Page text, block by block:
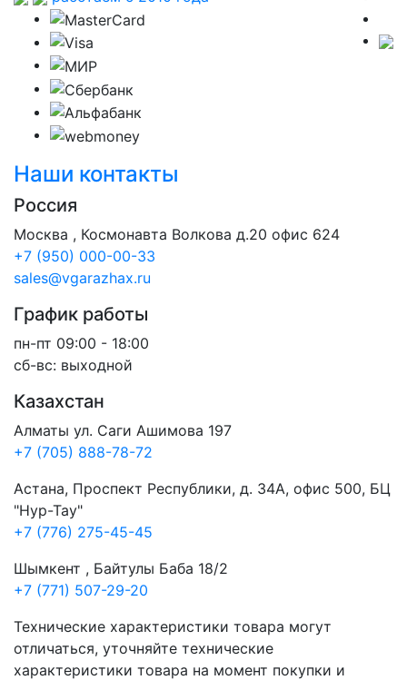
Наши контакты
Россия
Москва , Космонавта Волкова д.20 офис 624
+7 (950) 000-00-33
sales@vgarazhax.ru
График работы
пн-пт 09:00 - 18:00
сб-вс: выходной
Казахстан
Алматы ул. Саги Ашимова 197
+7 (705) 888-78-72
Астана, Проспект Республики, д. 34А​, офис 500, БЦ
"Нур-Тау"
+7 (776) 275-45-45
Шымкент , Байтулы Баба 18/2
+7 (771) 507-29-20
Технические характеристики товара могут
отличаться, уточняйте технические
характеристики товара на момент покупки и